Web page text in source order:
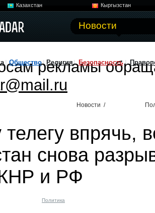
Казахстан
Кыргызстан
Новости
Общество Религия Безопасность
рекламы
Новости /
телегу впрячь,
снова
и РФ
Политика